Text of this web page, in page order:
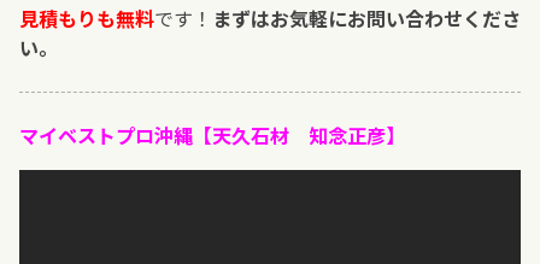
見積もりも無料です！ まずはお気軽にお問い合わせくださ
い。
マイベストプロ沖縄【天久石材 知念正彦】